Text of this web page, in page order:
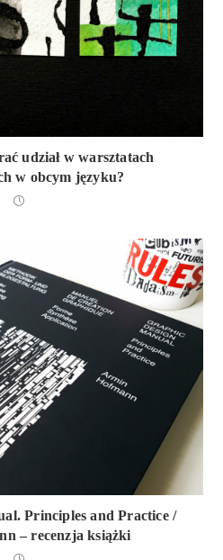
udział w warsztatach
w obcym języku?
Principles and Practice /
– recenzja książki